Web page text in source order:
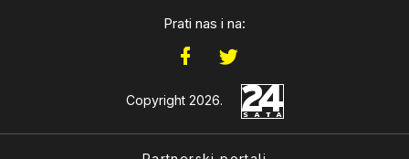
Prati nas i na:
Copyright 2026.